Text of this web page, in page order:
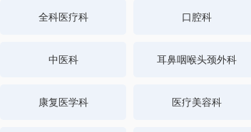
全科医疗科 口腔科
中医科 耳鼻咽喉头颈外科
康复医学科 医疗美容科